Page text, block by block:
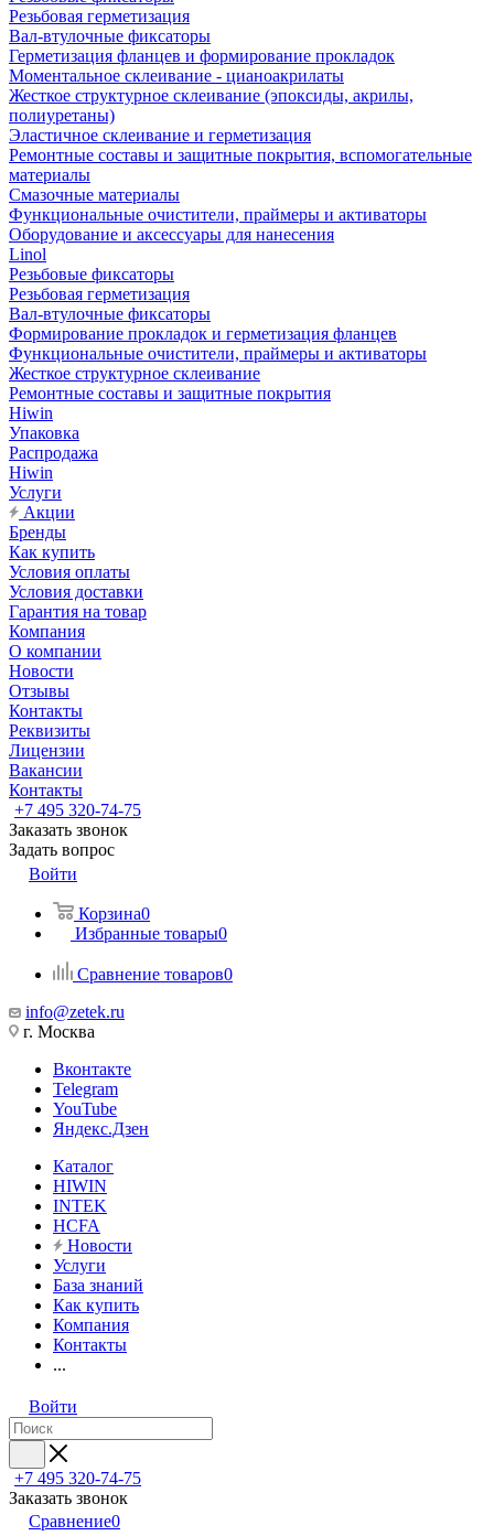
Резьбовая герметизация
Вал-втулочные фиксаторы
Герметизация фланцев и формирование прокладок
Моментальное склеивание - цианоакрилаты
Жесткое структурное склеивание (эпоксиды, акрилы,
полиуретаны)
Эластичное склеивание и герметизация
Ремонтные составы и защитные покрытия, вспомогательные
материалы
Смазочные материалы
Функциональные очистители, праймеры и активаторы
Оборудование и аксессуары для нанесения
Linol
Резьбовые фиксаторы
Резьбовая герметизация
Вал-втулочные фиксаторы
Формирование прокладок и герметизация фланцев
Функциональные очистители, праймеры и активаторы
Жесткое структурное склеивание
Ремонтные составы и защитные покрытия
Hiwin
Упаковка
Распродажа
Hiwin
Услуги
Акции
Бренды
Как купить
Условия оплаты
Условия доставки
Гарантия на товар
Компания
О компании
Новости
Отзывы
Контакты
Реквизиты
Лицензии
Вакансии
Контакты
+7 495 320-74-75
Заказать звонок
Задать вопрос
Войти
Корзина0
Избранные товары0
Сравнение товаров0
info@zetek.ru
г. Москва
Вконтакте
Telegram
YouTube
Яндекс.Дзен
Каталог
HIWIN
INTEK
HCFA
Новости
Услуги
База знаний
Как купить
Компания
Контакты
...
Войти
+7 495 320-74-75
Заказать звонок
Сравнение0